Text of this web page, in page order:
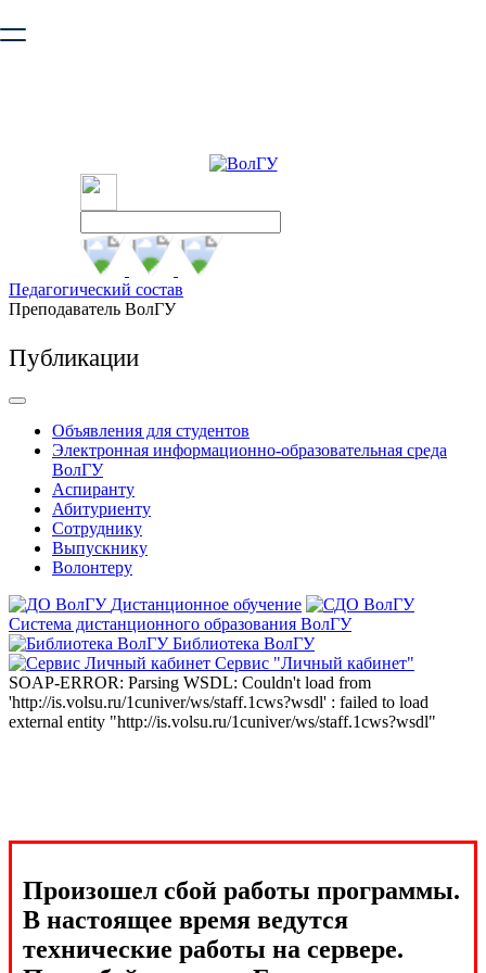
безопасную работу с сайтом. Пожалуйста
Педагогический состав
Преподаватель ВолГУ
Публикации
Объявления для студентов
Электронная информационно-образовательная среда
ВолГУ
Аспиранту
Абитуриенту
Сотруднику
Выпускнику
Волонтеру
Дистанционное обучение
Система дистанционного образования ВолГУ
Библиотека ВолГУ
Сервис "Личный кабинет"
SOAP-ERROR: Parsing WSDL: Couldn't load from
'http://is.volsu.ru/1cuniver/ws/staff.1cws?wsdl' : failed to load
external entity "http://is.volsu.ru/1cuniver/ws/staff.1cws?wsdl"
Произошел сбой работы программы.
В настоящее время ведутся
технические работы на сервере.